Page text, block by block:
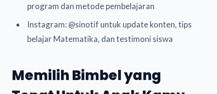
program dan metode pembelajaran
Instagram: @sinotif untuk update konten, tips
belajar Matematika, dan testimoni siswa
Memilih Bimbel yang